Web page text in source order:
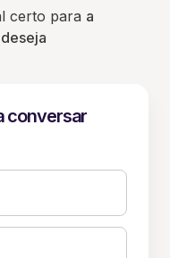
certo para a
conversar